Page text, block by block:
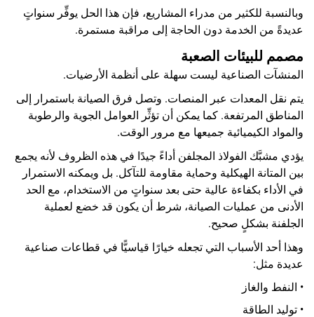
وبالنسبة للكثير من مدراء المشاريع، فإن هذا الحل يوفِّر سنواتٍ
عديدةً من الخدمة دون الحاجة إلى مراقبة مستمرة.
مصمم للبيئات الصعبة
المنشآت الصناعية ليست سهلة على أنظمة الأرضيات.
يتم نقل المعدات عبر المنصات. وتصل فرق الصيانة باستمرار إلى
المناطق المرتفعة. كما يمكن أن تؤثِّر العوامل الجوية والرطوبة
والمواد الكيميائية جميعها مع مرور الوقت.
يؤدي مشبَّك الفولاذ المجلفن أداءً جيدًا في هذه الظروف لأنه يجمع
بين المتانة الهيكلية وحماية مقاومة للتآكل. بل ويمكنه الاستمرار
في الأداء بكفاءة عالية حتى بعد سنواتٍ من الاستخدام، مع الحد
الأدنى من عمليات الصيانة، شرط أن يكون قد خضع لعملية
الجلفنة بشكلٍ صحيح.
وهذا أحد الأسباب التي تجعله خيارًا قياسيًّا في قطاعات صناعية
عديدة مثل:
• النفط والغاز
• توليد الطاقة